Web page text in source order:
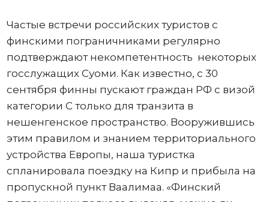
Частые встречи российских туристов с
финскими пограничниками регулярно
подтверждают некомпетентность некоторых
госслужащих Суоми. Как известно, с 30
сентября финны пускают граждан РФ с визой
категории С только для транзита в
нешенгенское пространство. Вооружившись
этим правилом и знанием территориального
устройства Европы, наша туристка
спланировала поездку на Кипр и прибыла на
пропускной пункт Ваалимаа. «Финский